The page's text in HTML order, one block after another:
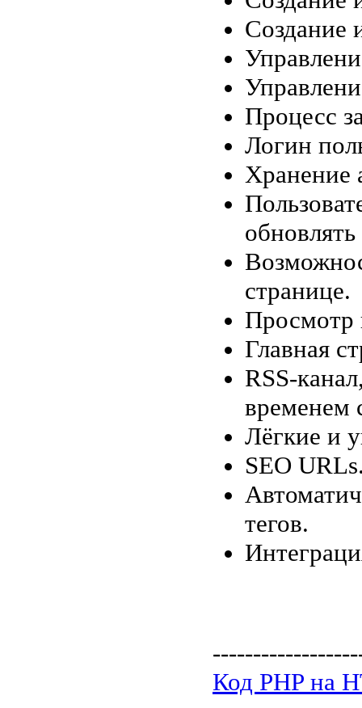
Создание
Процесс
Логин
Хранение
странице.
Просмотр
Главная
RSS-
временем
Лёгкие и
SEO
тегов.
Код PHP на